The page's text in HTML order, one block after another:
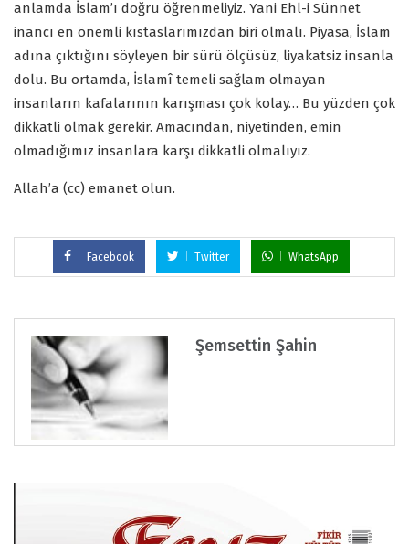
anlamda İslam’ı doğru öğrenmeliyiz. Yani Ehl-i Sünnet
inancı en önemli kıstaslarımızdan biri olmalı. Piyasa, İslam
adına çıktığını söyleyen bir sürü ölçüsüz, liyakatsiz insanla
dolu. Bu ortamda, İslamî temeli sağlam olmayan
insanların kafalarının karışması çok kolay… Bu yüzden çok
dikkatli olmak gerekir. Amacından, niyetinden, emin
olmadığımız insanlara karşı dikkatli olmalıyız.
Allah’a (cc) emanet olun.
Facebook Twitter WhatsApp
Şemsettin Şahin